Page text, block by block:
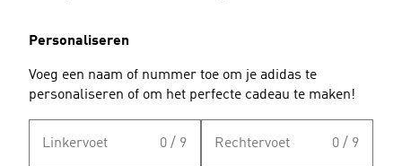
Personaliseren
Voeg een naam of nummer toe om je adidas te
personaliseren of om het perfecte cadeau te maken!
Linkervoet 0 / 9 Rechtervoet 0 / 9